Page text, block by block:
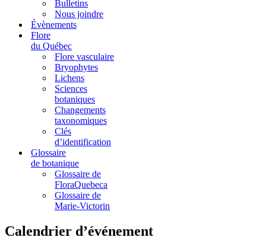
Bulletins
Nous joindre
Évènements
Flore
du Québec
Flore vasculaire
Bryophytes
Lichens
Sciences
botaniques
Changements
taxonomiques
Clés
d’identification
Glossaire
de botanique
Glossaire de
FloraQuebeca
Glossaire de
Marie-Victorin
Calendrier d’événement